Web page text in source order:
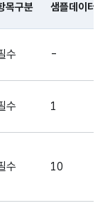
목구분 샘플데이터
수 -
수 1
수 10